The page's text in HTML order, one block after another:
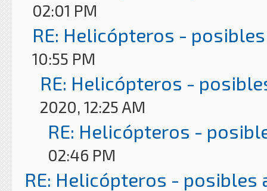
02:01 PM
RE: Helicópteros -
10:55 PM
RE: Helicópteros -
2020, 12:25 AM
RE: Helicópteros -
02:46 PM
RE: Helicópteros - posibles